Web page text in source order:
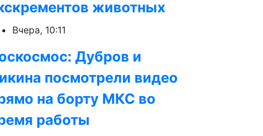
животных
Вчера, 10:11
Дубров и
посмотрели видео
на борту МКС во
работы